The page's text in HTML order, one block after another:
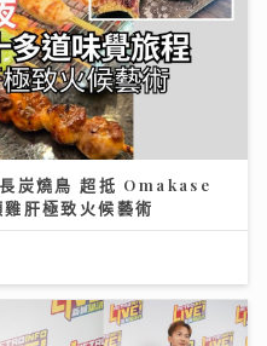
炭燒鳥 超抵 Omakase
肝極致火候藝術